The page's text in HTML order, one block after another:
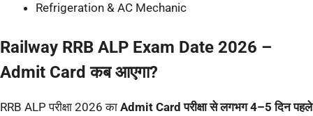
Refrigeration & AC Mechanic
Railway RRB ALP Exam Date 2026 –
Admit Card कब आएगा?
RRB ALP परीक्षा 2026 का Admit Card परीक्षा से लगभग 4–5 दिन पहले